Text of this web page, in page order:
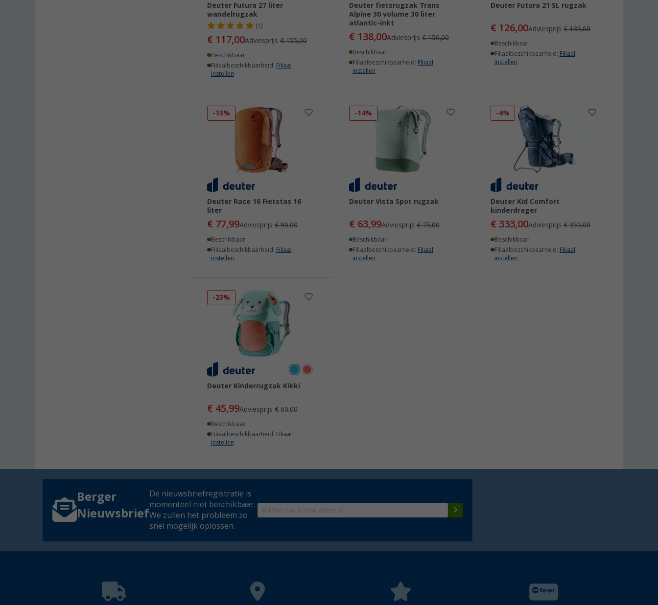
Deuter Futura 27 liter
wandelrugzak
(1)
€ 117,00Adviesprijs€ 155,00
Beschikbaar
Filiaalbeschikbaarheid: Filiaal
instellen
Deuter fietsrugzak Trans
Alpine 30 volume 30 liter
atlantic-inkt
€ 138,00Adviesprijs€ 150,00
Beschikbaar
Filiaalbeschikbaarheid: Filiaal
instellen
Deuter Futura 21 SL rugzak
€ 126,00Adviesprijs€ 135,00
Beschikbaar
Filiaalbeschikbaarheid: Filiaal
instellen
-13%
Deuter Race 16 Fietstas 16
liter
€ 77,99Adviesprijs€ 90,00
Beschikbaar
Filiaalbeschikbaarheid: Filiaal
instellen
-14%
Deuter Vista Spot rugzak
€ 63,99Adviesprijs€ 75,00
Beschikbaar
Filiaalbeschikbaarheid: Filiaal
instellen
-4%
Deuter Kid Comfort
kinderdrager
€ 333,00Adviesprijs€ 350,00
Beschikbaar
Filiaalbeschikbaarheid: Filiaal
instellen
-23%
Deuter Kinderrugzak Kikki
€ 45,99Adviesprijs€ 60,00
Beschikbaar
Filiaalbeschikbaarheid: Filiaal
instellen
Berger
Nieuwsbrief
De nieuwsbriefregistratie is
momenteel niet beschikbaar.
We zullen het probleem zo
snel mogelijk oplossen.